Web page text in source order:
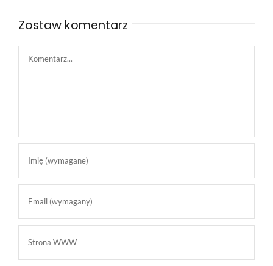
Zostaw komentarz
Comment